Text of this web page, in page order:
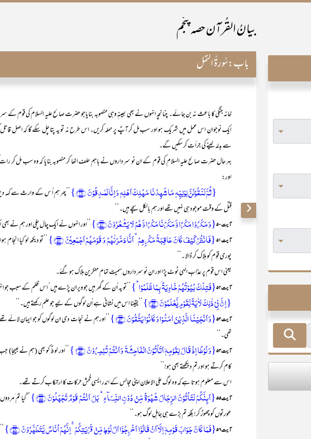
بیانُ القُرآن حصہ پنجم
باب:سُورۃُ النَّمْل
خانہ جنگی کا باعث نہ بن جائے۔ چنانچہ انہوں نے بھی بعینہٖ وہی منصوبہ بنایاجو حضرت صالح علیہ السلام کی قوم کے
ایک نوجوان اس عمل میں شریک ہو اور سب مل کر آپؐ پر حملہ کریں۔ اس طرح نہ تو یہ پتا چل سکے گا کہ اصل
سے بدلہ لینے کی جرأت کر سکیں گے۔
بہر حال حضرت صالح علیہ السلام کی قوم کے ان نو سرداروں نے باہم حلف اٹھا کر منصوبہ بنایا کہ وہ سب مل کر
اور:
{ثُمَّ لَنَقُوۡلَنَّ لِوَلِیِّہٖ مَا شَہِدۡنَا مَہۡلِکَ اَہۡلِہٖ وَ اِنَّا لَصٰدِقُوۡنَ ﴿۴۹﴾}
’’پھر ہم اُ س کے وارث سے
قتل کے وقت موجود ہی نہیں تھے اور ہم بالکل سچے ہیں۔‘‘
آیت ۵۰ {وَ مَکَرُوۡا مَکۡرًا وَّ مَکَرۡنَا مَکۡرًا وَّ ہُمۡ لَا یَشۡعُرُوۡنَ ﴿۵۰﴾} ’’اور انہوں نے ایک چال چلی اور ہم نے بھی
آیت ۵۱ {فَانۡظُرۡ کَیۡفَ کَانَ عَاقِبَۃُ مَکۡرِہِمۡ ۙ اَنَّا دَمَّرۡنٰہُمۡ وَ قَوۡمَہُمۡ اَجۡمَعِیۡنَ ﴿۵۱﴾}
’’تو دیکھ لو کیا
پوری قوم کو ہلاک کر ڈالا ۔‘‘
یعنی اس قوم پر عذابِ الٰہی ٹوٹ پڑا اور ان نو سرداروں سمیت تمام منکرین ہلاک ہو گئے۔
آیت ۵۲ {فَتِلۡکَ بُیُوۡتُہُمۡ خَاوِیَۃًۢ بِمَا ظَلَمُوۡا ؕ} ’’تو یہ اُن کے گھر ہیں جو ویران پڑے ہیں‘ اس ظلم کے سبب جو
{اِنَّ فِیۡ ذٰلِکَ لَاٰیَۃً لِّقَوۡمٍ یَّعۡلَمُوۡنَ ﴿۵۲﴾} ’’یقینا اس میں نشانی ہے اُن لوگوں کے لیے جو علم رکھتے ہیں۔‘‘
آیت ۵۳ {وَ اَنۡجَیۡنَا الَّذِیۡنَ اٰمَنُوۡا وَ کَانُوۡا یَتَّقُوۡنَ ﴿۵۳﴾}
’’اورہم نے نجات دی ان لوگوں کو جو ایمان لائے
تھی۔‘‘
آیت ۵۴ {وَ لُوۡطًا اِذۡ قَالَ لِقَوۡمِہٖۤ اَتَاۡتُوۡنَ الۡفَاحِشَۃَ وَ اَنۡتُمۡ تُبۡصِرُوۡنَ ﴿۵۴﴾ }
’’اور لوطؑ کو بھی (ہم نے
کام کرتے ہو اور تم دیکھتے بھی ہو!‘‘
اس سے معلوم ہوتا ہے کہ وہ لوگ علی الاعلان اپنی مجالس کے اندر ایسی فحش حرکات کا ارتکاب کرتے تھے۔
آیت ۵۵ {اَئِنَّکُمۡ لَتَاۡتُوۡنَ الرِّجَالَ شَہۡوَۃً مِّنۡ دُوۡنِ النِّسَآءِ ؕ بَلۡ اَنۡتُمۡ قَوۡمٌ تَجۡہَلُوۡنَ ﴿۵۵﴾}
’’کیا تم
عورتوں کو چھوڑ کر! بلکہ تم بڑے ہی جاہل لوگ ہو۔‘‘
آیت ۵۶ {فَمَا کَانَ جَوَابَ قَوۡمِہٖۤ اِلَّاۤ اَنۡ قَالُوۡۤا اَخۡرِجُوۡۤا اٰلَ لُوۡطٍ مِّنۡ قَرۡیَتِکُمۡ ۚ اِنَّہُمۡ اُنَاسٌ یَّتَطَہَّرُوۡنَ ﴿۵۶﴾}